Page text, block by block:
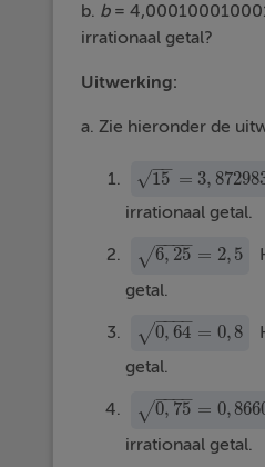
b. b=
irrationaal getal?
Uitwerking:
a. Zie hieronder de
15
−−
√ = 3,
15 =3,
irrationaal getal.
6, 25
− −
−−
√ = 2, 5
6, 25=2, 5
getal.
0, 64
− −
−−
√ = 0, 8
0,64=0 8
getal.
0, 75
− −
−−
√ = 0,
0,75= 0,
irrationaal getal.